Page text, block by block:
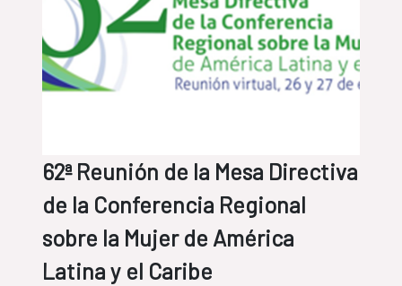
62ª Reunión de la Mesa Directiva
de la Conferencia Regional
sobre la Mujer de América
Latina y el Caribe